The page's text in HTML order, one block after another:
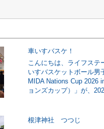
車いすバスケ！
こんにちは、ライフステ
いすバスケットボール男
MIDA Nations Cup 2026
ョンズカップ）」が、
根津神社 つつじ